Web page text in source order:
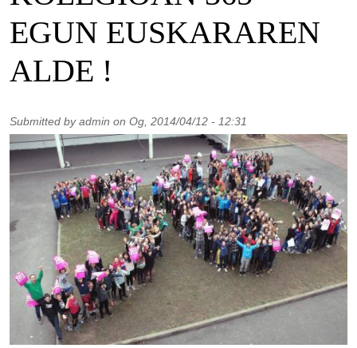
EGUN EUSKARAREN
ALDE !
Submitted by admin on Og, 2014/04/12 - 12:31